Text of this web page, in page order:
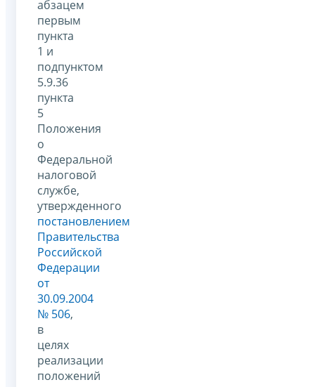
абзацем
первым
пункта
1 и
подпунктом
5.9.36
пункта
5
Положения
о
Федеральной
налоговой
службе,
утвержденного
постановлением
Правительства
Российской
Федерации
от
30.09.2004
№ 506,
в
целях
реализации
положений